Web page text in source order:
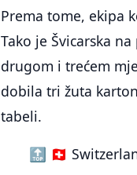
Prema tome, ekipa
Tako je Švicarska
drugom i trećem
dobila tri žuta
tabeli.
🔝 🇨🇭